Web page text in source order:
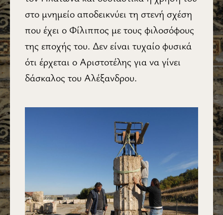
στο μνημείο αποδεικνύει τη στενή σχέση
που έχει ο Φίλιππος με τους φιλοσόφους
της εποχής του. Δεν είναι τυχαίο φυσικά
ότι έρχεται ο Αριστοτέλης για να γίνει
δάσκαλος του Αλέξανδρου.